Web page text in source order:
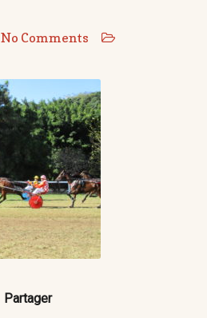
No Comments
Partager